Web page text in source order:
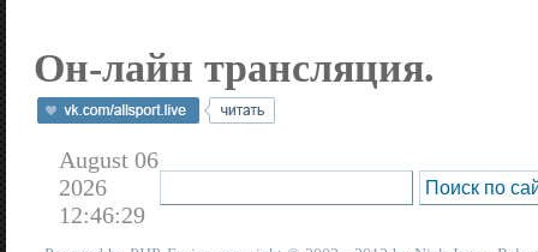
Он-лайн трансляция.
August 06
2026
12:46:29